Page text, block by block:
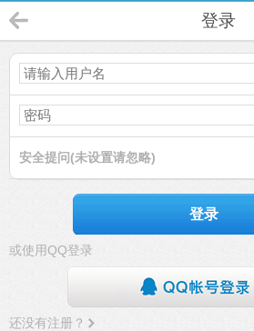
登录
安全提问(未设置请忽略)
登录
或使用QQ登录
还没有注册？